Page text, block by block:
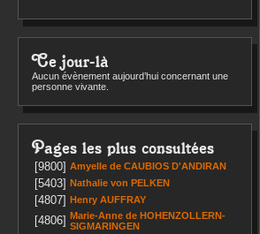
Ce jour-là
Aucun évènement aujourd’hui concernant une
personne vivante.
Pages les plus consultées
[9800] Amyelle de CAUBIOS D'ANDIRAN
[5403] Nathalie von PELKEN
[4807] Henry AUFFRAY
[4806] Marie-Anne de HOHENZOLLERN-
SIGMARINGEN